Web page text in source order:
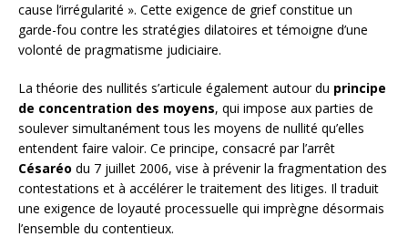
cause l’irrégularité ». Cette exigence de grief constitue un
garde-fou contre les stratégies dilatoires et témoigne d’une
volonté de pragmatisme judiciaire.
La théorie des nullités s’articule également autour du principe
de concentration des moyens, qui impose aux parties de
soulever simultanément tous les moyens de nullité qu’elles
entendent faire valoir. Ce principe, consacré par l’arrêt
Césaréo du 7 juillet 2006, vise à prévenir la fragmentation des
contestations et à accélérer le traitement des litiges. Il traduit
une exigence de loyauté processuelle qui imprègne désormais
l’ensemble du contentieux.